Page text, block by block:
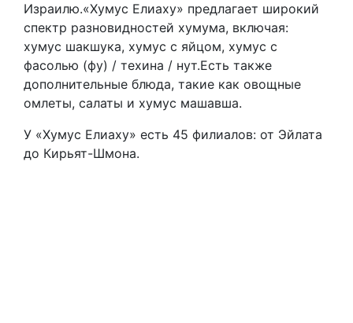
Израилю.«Хумус Елиаху» предлагает широкий
спектр разновидностей хумума, включая:
хумус шакшука, хумус с яйцом, хумус с
фасолью (фу) / техина / нут.Есть также
дополнительные блюда, такие как овощные
омлеты, салаты и хумус машавша.
У «Хумус Елиаху» есть 45 филиалов: от Эйлата
до Кирьят-Шмона.